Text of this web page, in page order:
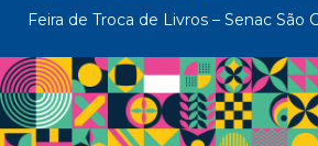
Feira de Troca de Livros – Senac São